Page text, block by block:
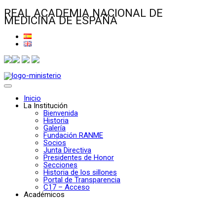
REAL ACADEMIA NACIONAL DE
MEDICINA DE ESPAÑA
Inicio
La Institución
Bienvenida
Historia
Galería
Fundación RANME
Socios
Junta Directiva
Presidentes de Honor
Secciones
Historia de los sillones
Portal de Transparencia
C17 – Acceso
Académicos